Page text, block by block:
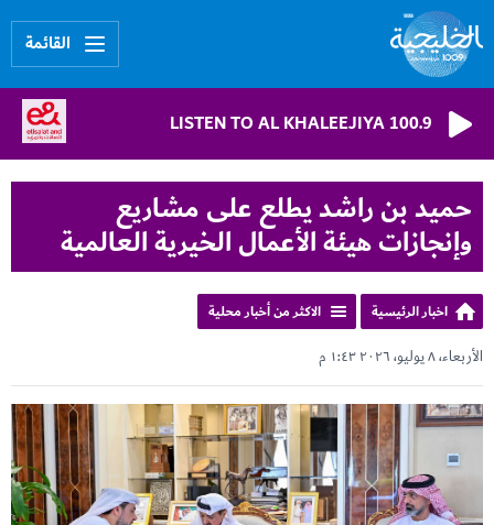
القائمة
LISTEN TO AL KHALEEJIYA 100.9
حميد بن راشد يطلع على مشاريع
وإنجازات هيئة الأعمال الخيرية العالمية
اخبار الرئيسية
الاكثر من أخبار محلية
الأربعاء، ٨ يوليو، ٢٠٢٦ ١:٤٣ م